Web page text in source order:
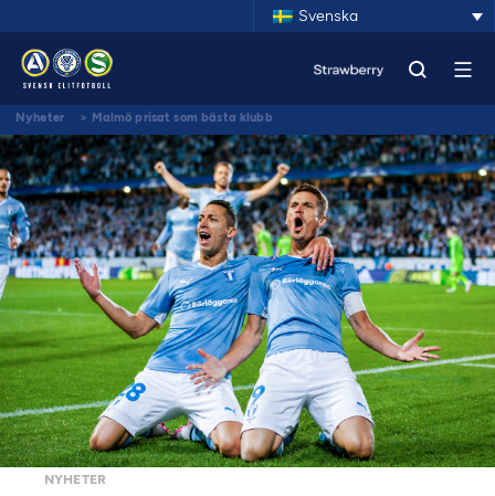
Svenska
Nyheter > Malmö prisat som bästa klubb
NYHETER